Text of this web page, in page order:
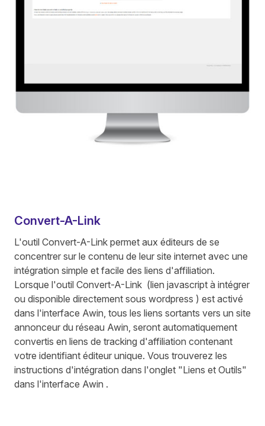
Convert-A-Link
L'outil Convert-A-Link permet aux éditeurs de se
concentrer sur le contenu de leur site internet avec une
intégration simple et facile des liens d'affiliation.
Lorsque l'outil Convert-A-Link (lien javascript à intégrer
ou disponible directement sous wordpress ) est activé
dans l'interface Awin, tous les liens sortants vers un site
annonceur du réseau Awin, seront automatiquement
convertis en liens de tracking d'affiliation contenant
votre identifiant éditeur unique. Vous trouverez les
instructions d'intégration dans l'onglet "Liens et Outils"
dans l'interface Awin .